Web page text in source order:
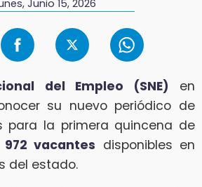
Junio 15, 2026
del Empleo (SNE) en
su nuevo periódico de
para la primera quincena de
vacantes disponibles en
del estado.